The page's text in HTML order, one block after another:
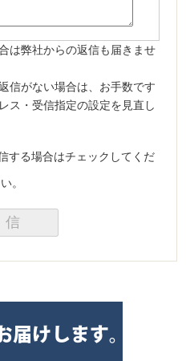
は弊社からの返信も届きませ
信がない場合は、お手数です
ス・受信指定の設定を見直し
する場合はチェックしてくだ
。